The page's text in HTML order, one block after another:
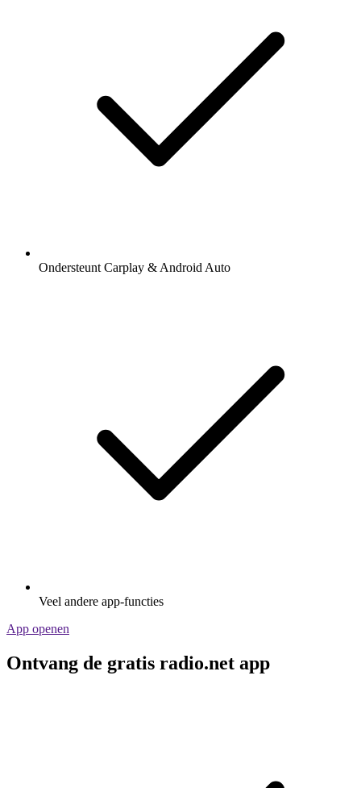
Ondersteunt Carplay & Android Auto
Veel andere app-functies
App openen
Ontvang de gratis radio.net app